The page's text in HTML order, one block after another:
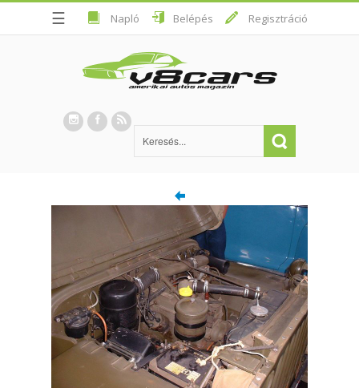
☰ Napló Belépés Regisztráció